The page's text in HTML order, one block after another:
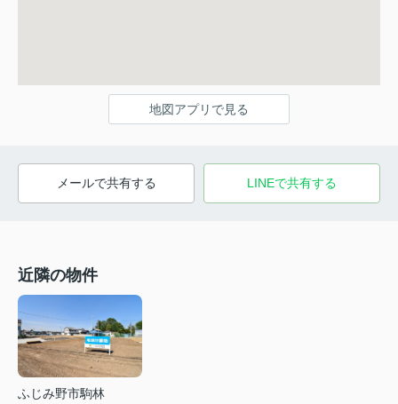
地図アプリで見る
メールで共有する LINEで共有する
近隣の物件
ふじみ野市駒林